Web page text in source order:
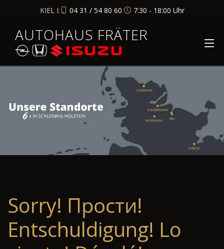
KIEL I: 04 31 / 54 80 60 7:30 - 18:00 Uhr
AUTOHAUS FRÄTER
Sorry! Прости!
Entschuldigung! Lo